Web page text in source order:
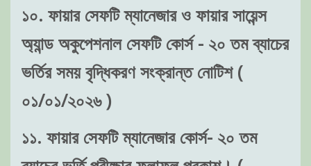
১০. ফায়ার সেফটি ম্যানেজার ও ফায়ার সায়েন্স
অ্যান্ড অকুপেশনাল সেফটি কোর্স - ২০ তম ব্যাচের
ভর্তির সময় বৃদ্ধিকরণ সংক্রান্ত নোটিশ (
০১/০১/২০২৬ )
১১. ফায়ার সেফটি ম্যানেজার কোর্স- ২০ তম